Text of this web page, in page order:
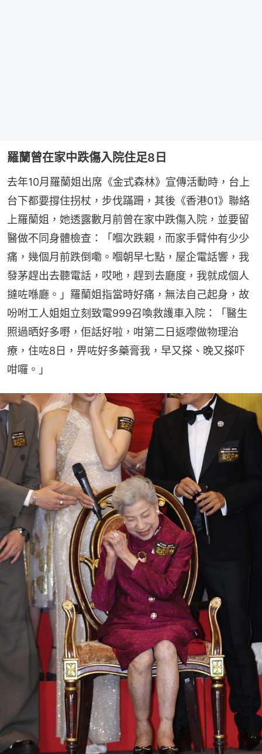
羅蘭曾在家中跌傷入院住足8日
去年10月羅蘭姐出席《金式森林》宣傳活動時，台上
台下都要撐住拐杖，步伐蹣跚，其後《香港01》聯絡
上羅蘭姐，她透露數月前曾在家中跌傷入院，並要留
醫做不同身體檢查：「嗰次跌親，而家手臂仲有少少
痛，幾個月前跌倒嘞。嗰朝早七點，屋企電話響，我
發茅趕出去聽電話，哎吔，趕到去廳度，我就成個人
撻咗喺廳。」羅蘭姐指當時好痛，無法自己起身，故
吩咐工人姐姐立刻致電999召喚救護車入院：「醫生
照過晒好多嘢，佢話好啦，咁第二日返嚟做物理治
療，住咗8日，畀咗好多藥膏我，早又搽、晚又搽吓
咁囉。」